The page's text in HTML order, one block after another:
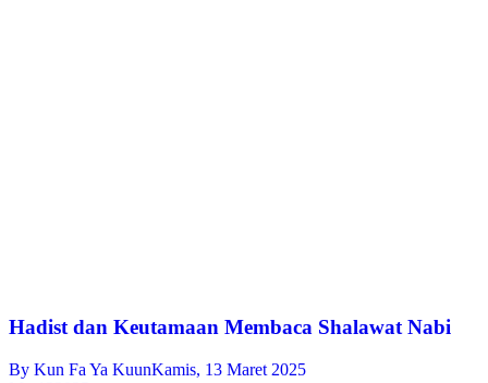
Hadist dan Keutamaan Membaca Shalawat Nabi
By Kun Fa Ya KuunKamis, 13 Maret 2025